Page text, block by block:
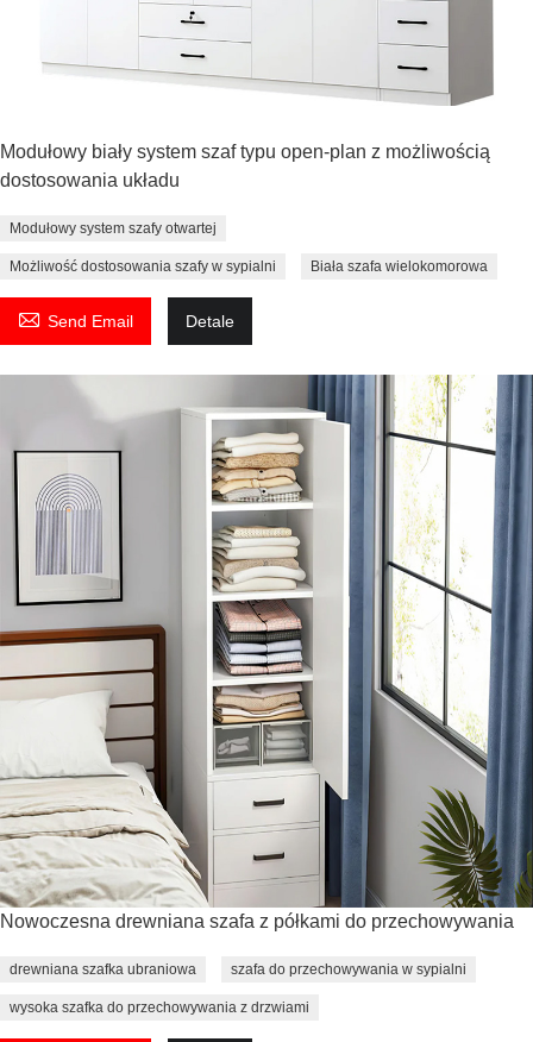
Modułowy biały system szaf typu open-plan z możliwością
dostosowania układu
Modułowy system szafy otwartej
Możliwość dostosowania szafy w sypialni Biała szafa wielokomorowa
 Send Email Detale
Nowoczesna drewniana szafa z półkami do przechowywania
drewniana szafka ubraniowa szafa do przechowywania w sypialni
wysoka szafka do przechowywania z drzwiami